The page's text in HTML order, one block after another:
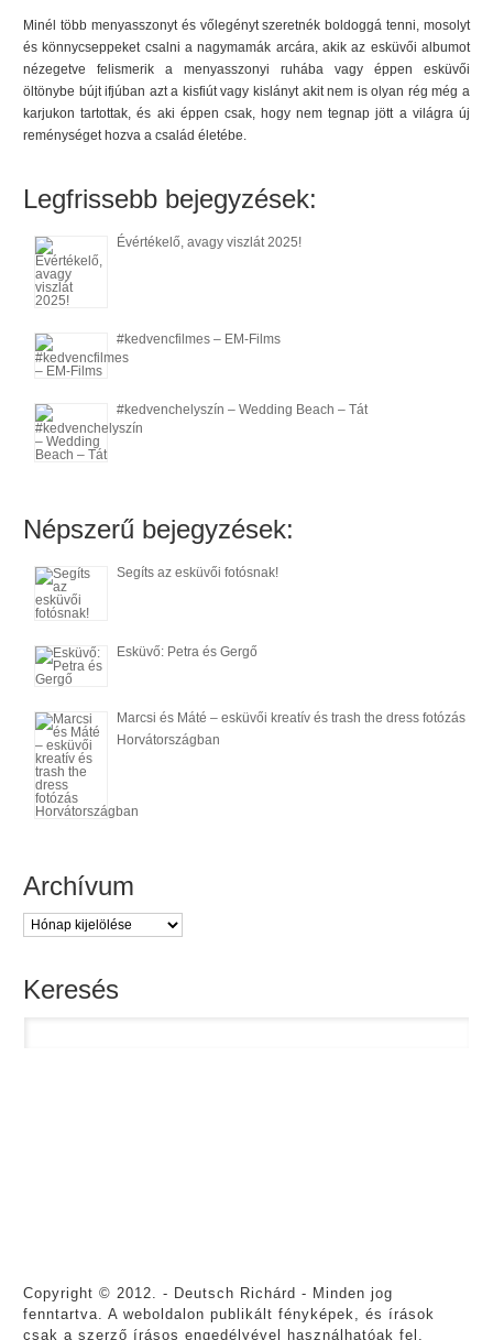
Minél több menyasszonyt és vőlegényt szeretnék boldoggá tenni, mosolyt
és könnycseppeket csalni a nagymamák arcára, akik az esküvői albumot
nézegetve felismerik a menyasszonyi ruhába vagy éppen esküvői
öltönybe bújt ifjúban azt a kisfiút vagy kislányt akit nem is olyan rég még a
karjukon tartottak, és aki éppen csak, hogy nem tegnap jött a világra új
reménységet hozva a család életébe.
Legfrissebb bejegyzések:
Évértékelő, avagy viszlát 2025!
#kedvencfilmes – EM-Films
#kedvenchelyszín – Wedding Beach – Tát
Népszerű bejegyzések:
Segíts az esküvői fotósnak!
Esküvő: Petra és Gergő
Marcsi és Máté – esküvői kreatív és trash the dress fotózás
Horvátországban
Archívum
Archívum
Keresés
Copyright © 2012. - Deutsch Richárd - Minden jog
fenntartva. A weboldalon publikált fényképek, és írások
csak a szerző írásos engedélyével használhatóak fel.